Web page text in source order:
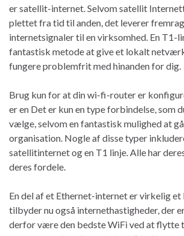
er satellit-internet. Selvom satellit
plettet fra tid til anden, det leverer
internetsignaler til en virksomhed. En T1-
fantastisk metode at give et lokalt
fungere problemfrit med hinanden for dig.
Brug kun for at din wi-fi-router er
er en Det er kun en type forbindelse, som
vælge, selvom en fantastisk mulighed at
organisation. Nogle af disse typer
satellitinternet og en T1 linje. Alle har
deres fordele.
En del af et Ethernet-internet er virkelig
tilbyder nu også internethastigheder, der
derfor være den bedste WiFi ved at flytte